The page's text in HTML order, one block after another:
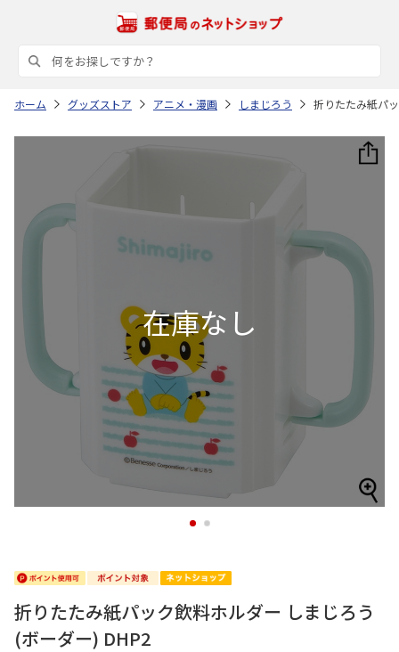
ホーム グッズストア アニメ・漫画 しまじろう 折りたたみ紙パ
1 2
折りたたみ紙パック飲料ホルダー しまじろう
(ボーダー) DHP2